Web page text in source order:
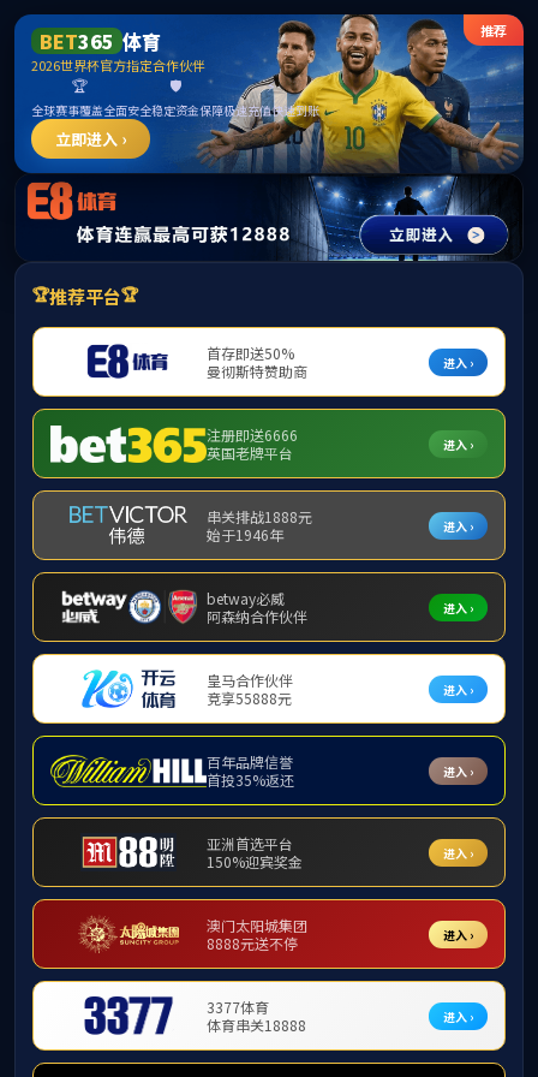
BWIN·565net必赢(中国区)客户端|官方网
站
请输入验证码下载附件